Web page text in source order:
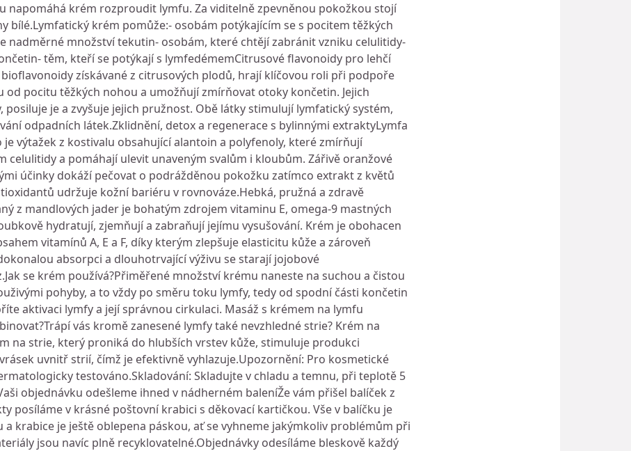
napomáhá krém rozproudit lymfu. Za viditelně zpevněnou pokožkou stojí
bílé.Lymfatický krém pomůže:- osobám potýkajícím se s pocitem těžkých
nadměrné množství tekutin- osobám, které chtějí zabránit vzniku celulitidy-
těm, kteří se potýkají s lymfedémemCitrusové flavonoidy pro lehčí
získávané z citrusových plodů, hrají klíčovou roli při podpoře
od pocitu těžkých nohou a umožňují zmírňovat otoky končetin. Jejich
je a zvyšuje jejich pružnost. Obě látky stimulují lymfatický systém,
odpadních látek.Zklidnění, detox a regenerace s bylinnými extraktyLymfa
výtažek z kostivalu obsahující alantoin a polyfenoly, které zmírňují
celulitidy a pomáhají ulevit unaveným svalům i kloubům. Zářivě oranžové
účinky dokáží pečovat o podrážděnou pokožku zatímco extrakt z květů
udržuje kožní bariéru v rovnováze.Hebká, pružná a zdravě
z mandlových jader je bohatým zdrojem vitaminu E, omega-9 mastných
hydratují, zjemňují a zabraňují jejímu vysušování. Krém je obohacen
vitamínů A, E a F, díky kterým zlepšuje elasticitu kůže a zároveň
absorpci a dlouhotrvající výživu se starají jojobové
se krém používá?Přiměřené množství krému naneste na suchou a čistou
pohyby, a to vždy po směru toku lymfy, tedy od spodní části končetin
aktivaci lymfy a její správnou cirkulaci. Masáž s krémem na lymfu
vás kromě zanesené lymfy také nevzhledné strie? Krém na
na strie, který proniká do hlubších vrstev kůže, stimuluje produkci
uvnitř strií, čímž je efektivně vyhlazuje.Upozornění: Pro kosmetické
testováno.Skladování: Skladujte v chladu a temnu, při teplotě 5
objednávku odešleme ihned v nádherném baleníŽe vám přišel balíček z
posíláme v krásné poštovní krabici s děkovací kartičkou. Vše v balíčku je
krabice je ještě oblepena páskou, ať se vyhneme jakýmkoliv problémům při
jsou navíc plně recyklovatelné.Objednávky odesíláme bleskově každý